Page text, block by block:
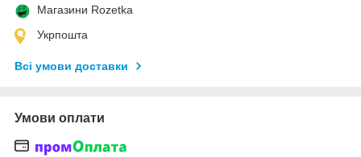
Магазини Rozetka
Укрпошта
Всі умови доставки
Умови оплати